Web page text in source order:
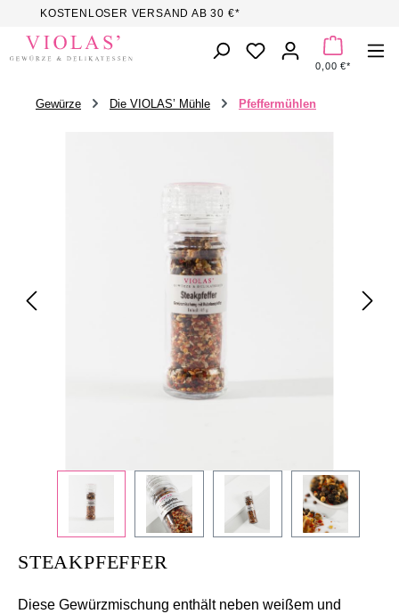
Zum Hauptinhalt springen
KOSTENLOSER VERSAND AB 30 €*
DU HAST 0
0,00 €*
Gewürze Die VIOLAS’ Mühle Pfeffermühlen
STEAKPFEFFER
Diese Gewürzmischung enthält neben weißem und